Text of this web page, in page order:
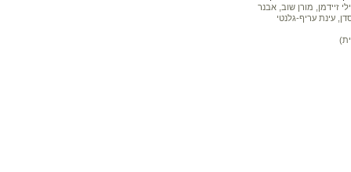
זיידמן, מורן שוב, אבנר
עינת עריף-גלנטי